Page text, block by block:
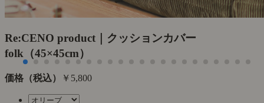
Re:CENO product｜クッションカバー
folk（45×45cm）
価格（税込） ￥5,800